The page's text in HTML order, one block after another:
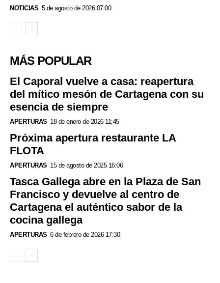
NOTICIAS 5 de agosto de 2026 07:00
MÁS POPULAR
El Caporal vuelve a casa: reapertura
del mítico mesón de Cartagena con su
esencia de siempre
APERTURAS 18 de enero de 2026 11:45
Próxima apertura restaurante LA
FLOTA
APERTURAS 15 de agosto de 2025 16:06
Tasca Gallega abre en la Plaza de San
Francisco y devuelve al centro de
Cartagena el auténtico sabor de la
cocina gallega
APERTURAS 6 de febrero de 2026 17:30